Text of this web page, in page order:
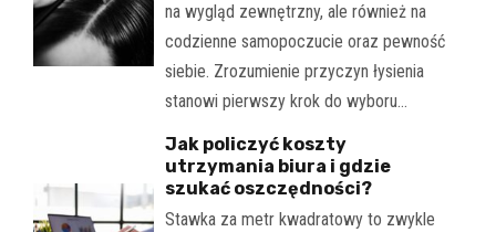
na wygląd zewnętrzny, ale również na
codzienne samopoczucie oraz pewność
siebie. Zrozumienie przyczyn łysienia
stanowi pierwszy krok do wyboru…
Jak policzyć koszty
utrzymania biura i gdzie
szukać oszczędności?
Stawka za metr kwadratowy to zwykle